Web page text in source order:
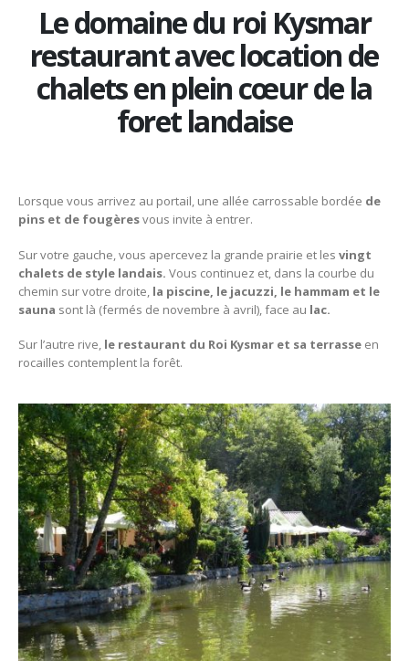
Le domaine du roi Kysmar
restaurant avec location de
chalets en plein cœur de la
foret landaise
Lorsque vous arrivez au portail, une allée carrossable bordée de
pins et de fougèresvous invite à entrer.
Sur votre gauche, vous apercevez la grande prairie et les vingt
chalets de style landais. Vous continuez et, dans la courbe du
chemin sur votre droite, la piscine, le jacuzzi, le hammam et le
sauna sont là (fermés de novembre à avril), face au lac.
Sur l’autre rive, le restaurant du Roi Kysmar et sa terrasse en
rocailles contemplent la forêt.